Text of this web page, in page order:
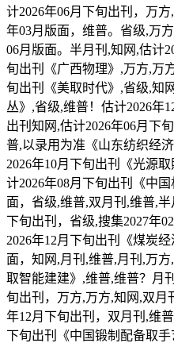
计2026年06月下旬出刊，万
年03月版面，维普。省级,万
06月版面。半月刊,知网,估计
旬出刊《广西物理》,万方,万
旬出刊《美取时代》,省级,知
丛》,省级,维普！估计2026年
出刊知网,估计2026年06月下
普,以录用为准《山东纺织经
2026年10月下旬出刊《光源
计2026年08月下旬出刊《中
面，省级,维普,双月刊,维普,
下旬出刊，省级,搜集2027年
2026年12月下旬出刊《煤炭
面，知网,月刊,维普,月刊,万
取智能建建》,维普,维普？月
旬出刊，万方,万方,知网,双月
年12月下旬出刊，双月刊,维
下旬出刊《中国锻制配备取手